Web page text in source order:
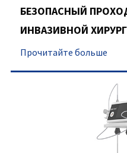
БЕЗОПАСНЫЙ
ИНВАЗИВНОЙ
Прочитайте больше